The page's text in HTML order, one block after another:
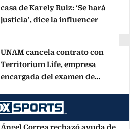
casa de Karely Ruiz: ‘Se hará
justicia’, dice la influencerOpens
UNAM cancela contrato con
Territorium Life, empresa
encargada del examen de
Ángel Correa rechazó ayuda de